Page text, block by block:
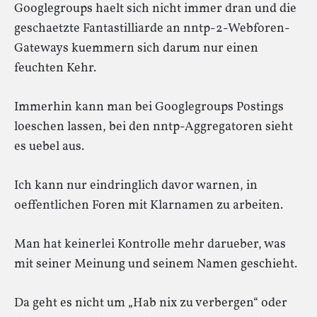
Googlegroups haelt sich nicht immer dran und die
geschaetzte Fantastilliarde an nntp-2-Webforen-
Gateways kuemmern sich darum nur einen
feuchten Kehr.
Immerhin kann man bei Googlegroups Postings
loeschen lassen, bei den nntp-Aggregatoren sieht
es uebel aus.
Ich kann nur eindringlich davor warnen, in
oeffentlichen Foren mit Klarnamen zu arbeiten.
Man hat keinerlei Kontrolle mehr darueber, was
mit seiner Meinung und seinem Namen geschieht.
Da geht es nicht um „Hab nix zu verbergen“ oder